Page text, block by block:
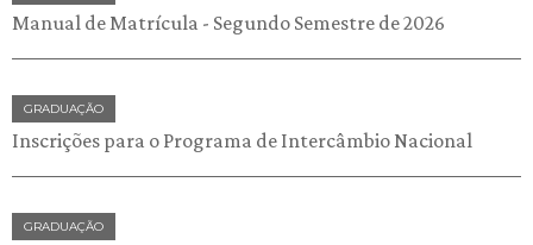
Manual de Matrícula - Segundo Semestre de 2026
GRADUAÇÃO
Inscrições para o Programa de Intercâmbio Nacional
GRADUAÇÃO